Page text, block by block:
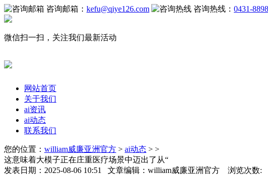
咨询邮箱： kefu@qiye126.com 咨询热线： 0431-
微信扫一扫，关注我们最新活动
网站首页
关于我们
ai资讯
ai动态
联系我们
您的位置： william威廉亚洲官方 > ai动态 > >
这意味着大模子正在庄重医疗场景中迈出了从“
发表日期：2025-08-06 10:51 文章编辑：william威廉亚洲官方 浏览次数: